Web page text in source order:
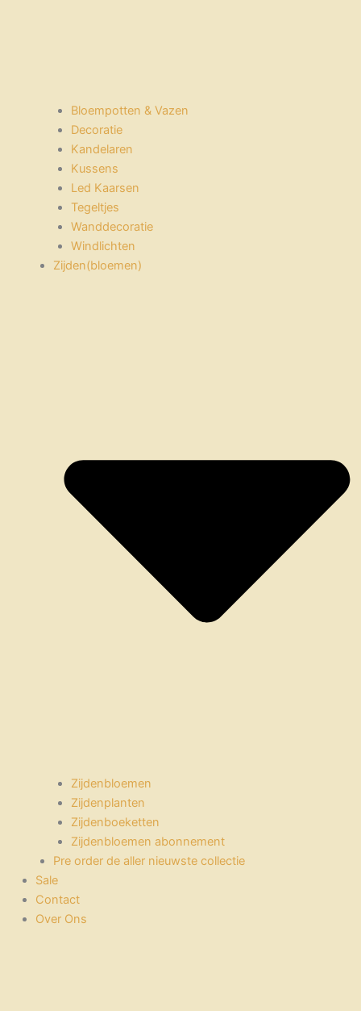
Bloempotten & Vazen
Decoratie
Kandelaren
Kussens
Led Kaarsen
Tegeltjes
Wanddecoratie
Windlichten
Zijden(bloemen)
Zijdenbloemen
Zijdenplanten
Zijdenboeketten
Zijdenbloemen abonnement
Pre order de aller nieuwste collectie
Sale
Contact
Over Ons